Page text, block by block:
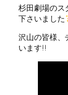
杉田劇場のス
下さいました
沢山の皆様、
います!!